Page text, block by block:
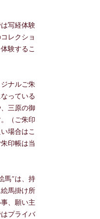
写経体験
レクショ
験するこ
ナルご朱
っている
三原の御
（ご朱印
場合はこ
印帳は当
馬”は、持
馬掛け所
、願い主
プライバ